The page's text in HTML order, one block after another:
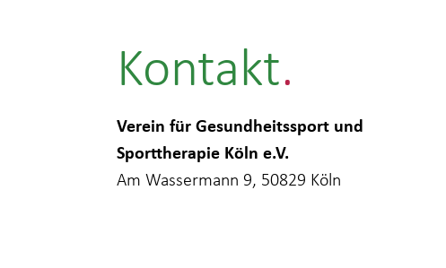
Kontakt
Verein für Gesundheitssport und
Sporttherapie Köln e.V.
Am Wassermann 9, 50829 Köln